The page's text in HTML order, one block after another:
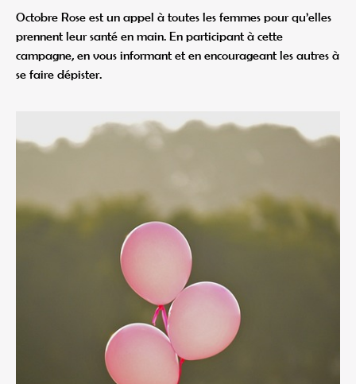
Octobre Rose est un appel à toutes les femmes pour qu’elles
prennent leur santé en main. En participant à cette
campagne, en vous informant et en encourageant les autres à
se faire dépister.